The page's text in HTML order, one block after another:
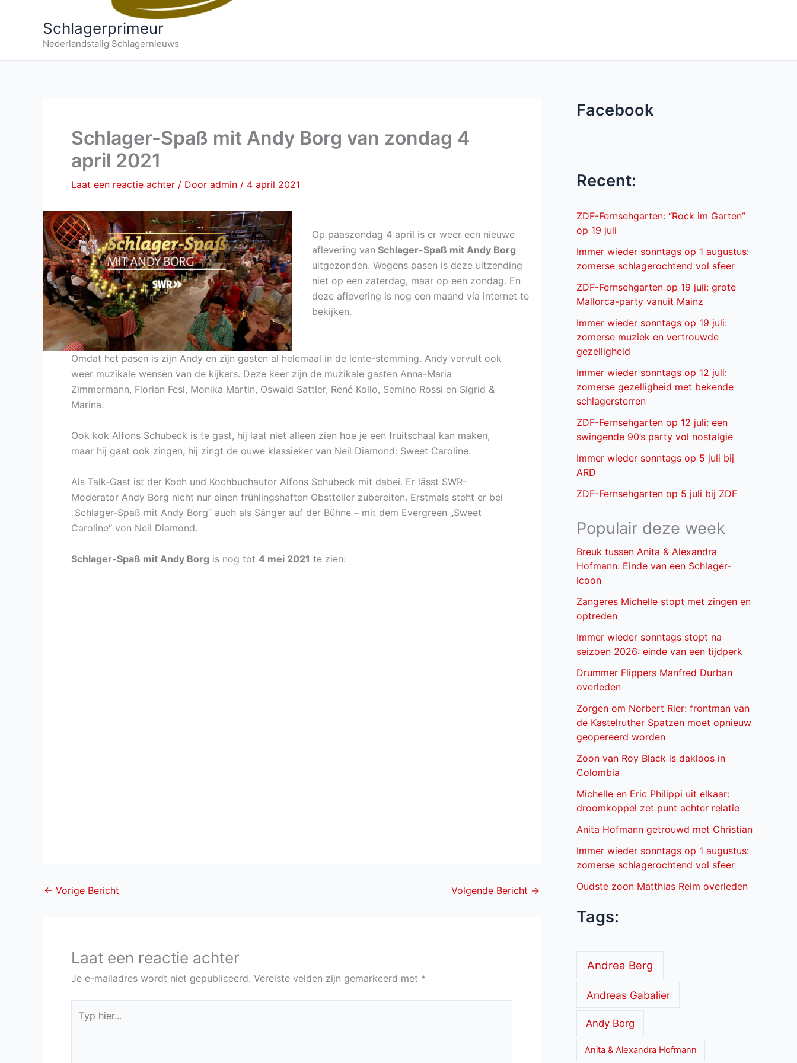
Schlagerprimeur
Nederlandstalig Schlagernieuws
Schlager-Spaß mit Andy Borg van zondag 4
april 2021
Laat een reactie achter / Door admin / 4 april 2021
Op paaszondag 4 april is er weer een nieuwe
aflevering van Schlager-Spaß mit Andy Borg
uitgezonden. Wegens pasen is deze uitzending
niet op een zaterdag, maar op een zondag. En
deze aflevering is nog een maand via internet te
bekijken.
Omdat het pasen is zijn Andy en zijn gasten al helemaal in de lente-stemming. Andy vervult ook
weer muzikale wensen van de kijkers. Deze keer zijn de muzikale gasten Anna-Maria
Zimmermann, Florian Fesl, Monika Martin, Oswald Sattler, René Kollo, Semino Rossi en Sigrid &
Marina.
Ook kok Alfons Schubeck is te gast, hij laat niet alleen zien hoe je een fruitschaal kan maken,
maar hij gaat ook zingen, hij zingt de ouwe klassieker van Neil Diamond: Sweet Caroline.
Als Talk-Gast ist der Koch und Kochbuchautor Alfons Schubeck mit dabei. Er lässt SWR-
Moderator Andy Borg nicht nur einen frühlingshaften Obstteller zubereiten. Erstmals steht er bei
„Schlager-Spaß mit Andy Borg“ auch als Sänger auf der Bühne – mit dem Evergreen „Sweet
Caroline“ von Neil Diamond.
Schlager-Spaß mit Andy Borg is nog tot 4 mei 2021 te zien:
← Vorige Bericht Volgende Bericht →
Laat een reactie achter
Je e-mailadres wordt niet gepubliceerd. Vereiste velden zijn gemarkeerd met *
hier...
Facebook
Recent:
ZDF-Fernsehgarten: “Rock im Garten”
op 19 juli
Immer wieder sonntags op 1 augustus:
zomerse schlagerochtend vol sfeer
ZDF-Fernsehgarten op 19 juli: grote
Mallorca-party vanuit Mainz
Immer wieder sonntags op 19 juli:
zomerse muziek en vertrouwde
gezelligheid
Immer wieder sonntags op 12 juli:
zomerse gezelligheid met bekende
schlagersterren
ZDF-Fernsehgarten op 12 juli: een
swingende 90’s party vol nostalgie
Immer wieder sonntags op 5 juli bij
ARD
ZDF-Fernsehgarten op 5 juli bij ZDF
Populair deze week
Breuk tussen Anita & Alexandra
Hofmann: Einde van een Schlager-
icoon
Zangeres Michelle stopt met zingen en
optreden
Immer wieder sonntags stopt na
seizoen 2026: einde van een tijdperk
Drummer Flippers Manfred Durban
overleden
Zorgen om Norbert Rier: frontman van
de Kastelruther Spatzen moet opnieuw
geopereerd worden
Zoon van Roy Black is dakloos in
Colombia
Michelle en Eric Philippi uit elkaar:
droomkoppel zet punt achter relatie
Anita Hofmann getrouwd met Christian
Immer wieder sonntags op 1 augustus:
zomerse schlagerochtend vol sfeer
Oudste zoon Matthias Reim overleden
Tags:
Andrea Berg
Andreas Gabalier
Andy Borg
Anita & Alexandra Hofmann